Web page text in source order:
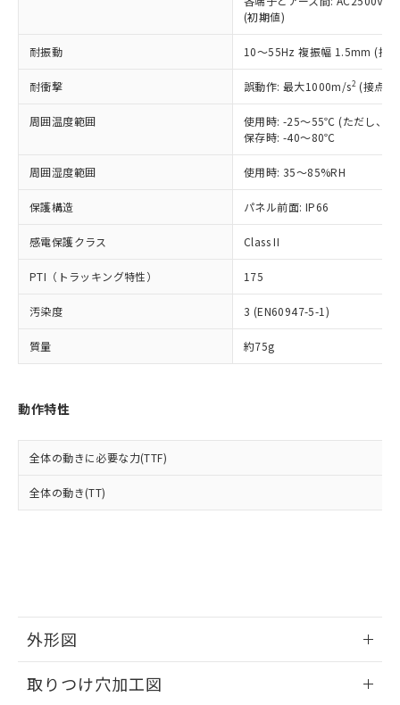
(初期値)
耐振動 10～55Hz 複振幅 1.5mm (接
耐衝撃 誤動作: 最大1000m/s2 (接点
周囲温度範囲
使用時: -25～55℃ (ただし、氷
保存時: -40～80℃
周囲湿度範囲 使用時: 35～85%RH
保護構造 パネル前面: IP66
感電保護クラス Class II
PTI（トラッキング特性） 175
汚染度 3 (EN60947-5-1)
質量 約75g
動作特性
全体の動きに必要な力(TTF)
全体の動き(TT)
外形図
取りつけ穴加工図
在庫状況および標準価格照会結果は、
記載している更新日時点での社内デー
タに基づき作成されるものであり、閲
覧された時点での実際の在庫および標
準価格とは異なる場合があることをご
正式な納期状況および標準価格はお客
様のお取引先、またはお客様担当のオ
ムロン制御機器販売店・当社販売員に
オムロン制御機器販売店や当社販売拠
販売ネットワーク
」をご確認
在庫状況および標準価格結果を当社の
事前の承諾なく第三者に漏洩または開
示しないようお願いします。
マイパーツ機能（部品リスト作成サー
ビス）をご利用いただくには、I-Web
メンバーズにご登録されている必要が
あります。
品・サービスに関するお客様との取
引・商談に必要な範囲で利用すること
※当社の共同利用者とは、
の共同利用に関して"
の「1.共同利
鉛(Pb) 1000ppm以下、 水銀(Hg) 1000ppm以下、 カド
類(PBB) 1000ppm以下、ポリ臭化ジフェニルエーテル類
(PBDE) 1000ppm以下、フタル酸ビス(2-エチルヘキシ
ル) (DEHP)(別名：DOP) 1000ppm以下、フタル酸ブチ
ルベンジル（BBP） 1000ppm以下、フタル酸ジブチル
（DBP） 1000ppm以下、フタル酸ジイソブチル
但し、RoHS指令で産業用監視および制御機器に対する
図的な使用がないことを確認しています。
部品在庫の切り替え状況などにより、予定
月が前後することがあります。
とができます。
EU RoHS指令（10物質）の非含有証明書
51物質の非含有証明書（当社基準）
荷製品に未対応品が混在することから備考
欄に対応日を記載しておりました。
既に当社にて対応品への在庫切替を完了
していることから、特段のことがない限
り、2022年1月12日より割愛しておりま
*中国RoHS10物質の基準値 (GB/T26572)：
Pb(鉛) :1000ppm、 Hg(水銀) : 1000ppm、 Cd(カドミウ
Cr(Ⅵ)(六価クロム) : 1000ppm、 PBBs(ポリ臭化ビフェ
ニル類) : 1000ppm、 PBDEs(ポリ臭化ジフェニルエーテ
ル類) : 1000ppm、
DBP(フタル酸ジブチル) : 1000ppm、 DIBP(フタル酸ジ
イソブチル) : 1000ppm、 BBP(フタル酸ブチルベンジ
DEHP(フタル酸ビス(2-エチルヘキシル)) : 1000ppm
「ｅ」：有害物質（10物質）のすべてが基
準値以下であることを示します。
「10」：通常の使用状況下において有害物
質が外部に漏えいし、環境に深刻な影響を
及ぼさない年数を意味します。
「－」：未確認です。当社販売部門へお問
（以下｢規制貨物等」という）を輸出
または国外への提供する場合は、日本
国政府の輸出許可(または役務取引許
可)を取得するなどの必要な手続きを
当社は規制貨物を破棄する場合は、完
全に破砕するなど、違法に輸出されな
いよう必要な手段を講じます。
当社は貴社製品を、核兵器、ミサイ
ル、化学兵器、生物兵器またはその他
武器並びにこれらの製造装置等に一切
当社は、貴社製品を第三者に販売する
場合は、上記1、2および3の内容を当
該第三者に通知します。また当社は、
販売先および販売に係わる関係者が違
法に輸出するおそれがある場合は、取
り引きをいたしません。
合意する
一定数以上の在庫あり
一定数には満たないが在庫あり
在庫なし(最新の在庫状況につ
いては、お客様のお取引先、ま
たはお客様担当のオムロン制御
機器販売店・当社販売員にご確
認ください)
受注生産機種、また在庫状況の
情報を公開していない機種